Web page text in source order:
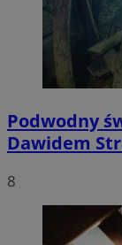
Podwodny
Dawidem
8